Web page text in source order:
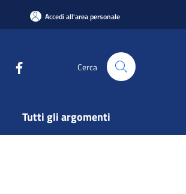
Accedi all'area personale
Cerca
Tutti gli argomenti